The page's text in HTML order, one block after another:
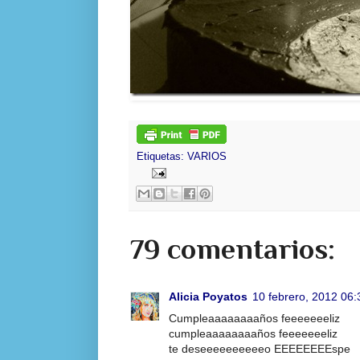
Etiquetas: VARIOS
79 comentarios:
Alicia Poyatos 10 febrero, 2012
Cumpleaaaaaaaaños feeeeeeeliz
cumpleaaaaaaaaños feeeeeeeliz
te deseeeeeeeeeeo EEEEEEEEspe